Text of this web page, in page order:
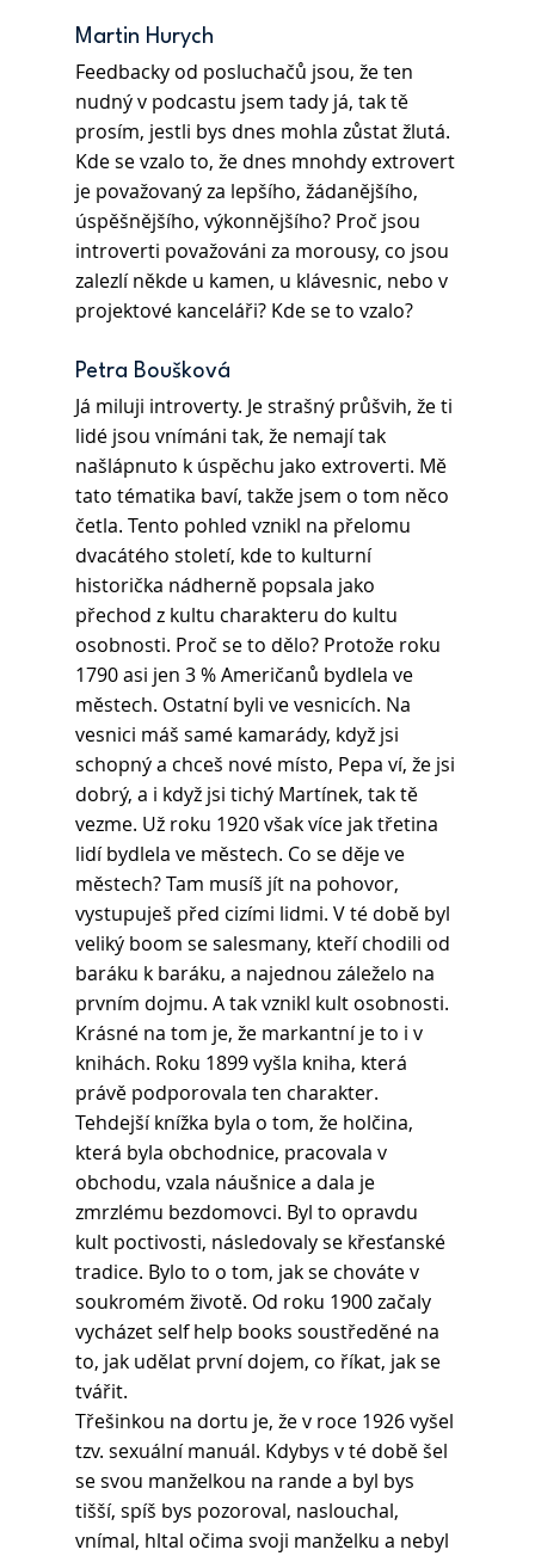
Martin Hurych
Feedbacky od posluchačů jsou, že ten
nudný v podcastu jsem tady já, tak tě
prosím, jestli bys dnes mohla zůstat žlutá.
Kde se vzalo to, že dnes mnohdy extrovert
je považovaný za lepšího, žádanějšího,
úspěšnějšího, výkonnějšího? Proč jsou
introverti považováni za morousy, co jsou
zalezlí někde u kamen, u klávesnic, nebo v
projektové kanceláři? Kde se to vzalo?
Petra Boušková
Já miluji introverty. Je strašný průšvih, že ti
lidé jsou vnímáni tak, že nemají tak
našlápnuto k úspěchu jako extroverti. Mě
tato tématika baví, takže jsem o tom něco
četla. Tento pohled vznikl na přelomu
dvacátého století, kde to kulturní
historička nádherně popsala jako
přechod z kultu charakteru do kultu
osobnosti. Proč se to dělo? Protože roku
1790 asi jen 3 % Američanů bydlela ve
městech. Ostatní byli ve vesnicích. Na
vesnici máš samé kamarády, když jsi
schopný a chceš nové místo, Pepa ví, že jsi
dobrý, a i když jsi tichý Martínek, tak tě
vezme. Už roku 1920 však více jak třetina
lidí bydlela ve městech. Co se děje ve
městech? Tam musíš jít na pohovor,
vystupuješ před cizími lidmi. V té době byl
veliký boom se salesmany, kteří chodili od
baráku k baráku, a najednou záleželo na
prvním dojmu. A tak vznikl kult osobnosti.
Krásné na tom je, že markantní je to i v
knihách. Roku 1899 vyšla kniha, která
právě podporovala ten charakter.
Tehdejší knížka byla o tom, že holčina,
která byla obchodnice, pracovala v
obchodu, vzala náušnice a dala je
zmrzlému bezdomovci. Byl to opravdu
kult poctivosti, následovaly se křesťanské
tradice. Bylo to o tom, jak se chováte v
soukromém životě. Od roku 1900 začaly
vycházet self help books soustředěné na
to, jak udělat první dojem, co říkat, jak se
tvářit.
Třešinkou na dortu je, že v roce 1926 vyšel
tzv. sexuální manuál. Kdybys v té době šel
se svou manželkou na rande a byl bys
tišší, spíš bys pozoroval, naslouchal,
vnímal, hltal očima svoji manželku a nebyl